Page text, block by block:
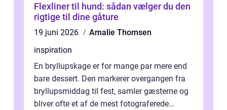
Flexliner til hund: sådan vælger du den
rigtige til dine gåture
19 juni 2026
Amalie Thomsen
inspiration
En bryllupskage er for mange par mere end
bare dessert. Den markerer overgangen fra
bryllupsmiddag til fest, samler gæsterne og
bliver ofte et af de mest fotograferede